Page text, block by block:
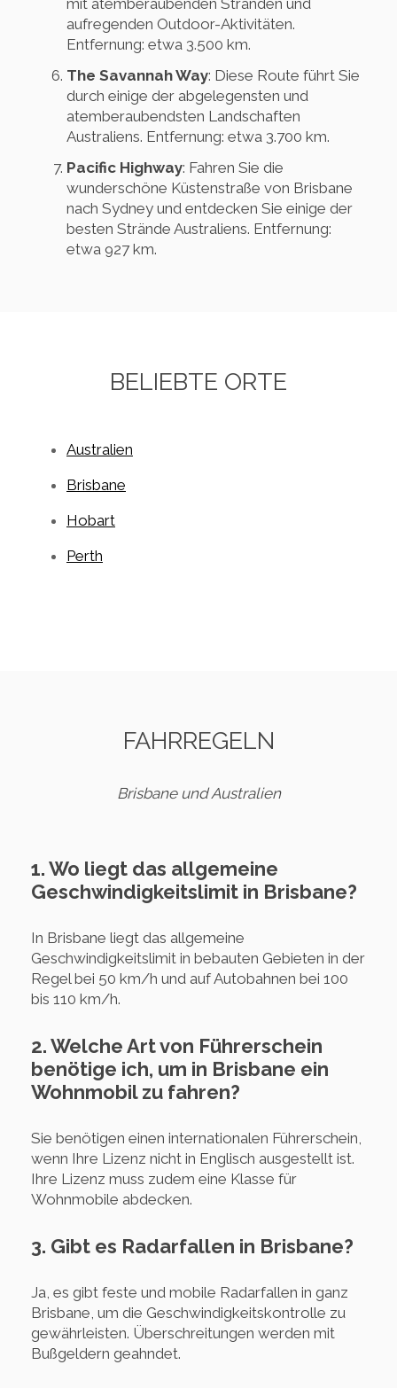
mit atemberaubenden Stränden und
aufregenden Outdoor-Aktivitäten.
Entfernung: etwa 3.500 km.
The Savannah Way: Diese Route führt Sie
durch einige der abgelegensten und
atemberaubendsten Landschaften
Australiens. Entfernung: etwa 3.700 km.
Pacific Highway: Fahren Sie die
wunderschöne Küstenstraße von Brisbane
nach Sydney und entdecken Sie einige der
besten Strände Australiens. Entfernung:
etwa 927 km.
BELIEBTE ORTE
Australien
Brisbane
Hobart
Perth
FAHRREGELN
Brisbane und Australien
1. Wo liegt das allgemeine
Geschwindigkeitslimit in Brisbane?
In Brisbane liegt das allgemeine
Geschwindigkeitslimit in bebauten Gebieten in der
Regel bei 50 km/h und auf Autobahnen bei 100
bis 110 km/h.
2. Welche Art von Führerschein
benötige ich, um in Brisbane ein
Wohnmobil zu fahren?
Sie benötigen einen internationalen Führerschein,
wenn Ihre Lizenz nicht in Englisch ausgestellt ist.
Ihre Lizenz muss zudem eine Klasse für
Wohnmobile abdecken.
3. Gibt es Radarfallen in Brisbane?
Ja, es gibt feste und mobile Radarfallen in ganz
Brisbane, um die Geschwindigkeitskontrolle zu
gewährleisten. Überschreitungen werden mit
Bußgeldern geahndet.